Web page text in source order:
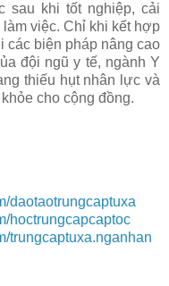
sau khi tốt nghiệp, cải
việc. Chỉ khi kết hợp
biện pháp nâng cao
đội ngũ y tế, ngành Y
thiếu hụt nhân lực và
cho cộng đồng.
daotaotrungcaptuxa
hoctrungcapcaptoc
trungcaptuxa.nganhan